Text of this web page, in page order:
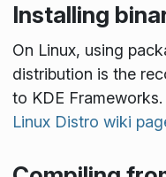
Installing
On Linux, using
distribution is the
to KDE Frameworks.
Linux Distro wiki